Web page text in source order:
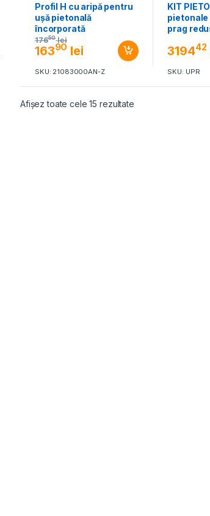
Profil H cu aripă pentru
ușă pietonală
încorporată
16390 lei
17650 lei
SKU: 21083000AN-Z
KIT
pietonale
prag
319442
SKU: UPR
Afișez toate cele 15 rezultate